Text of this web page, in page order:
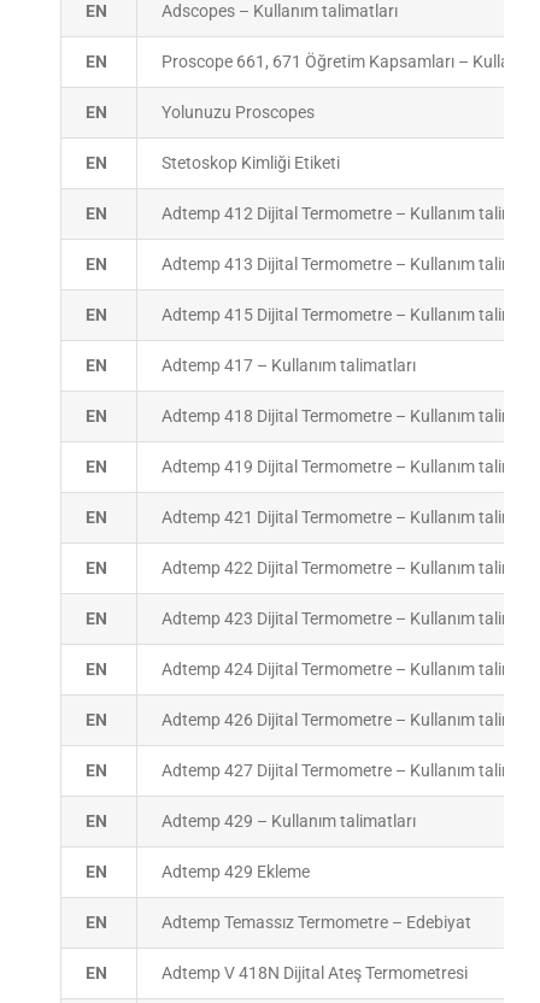
EN Adscopes – Kullanım talimatları
EN Proscope 661, 671 Öğretim Kapsamları –
EN Yolunuzu Proscopes
EN Stetoskop Kimliği Etiketi
EN Adtemp 412 Dijital Termometre – Kullanım
EN Adtemp 413 Dijital Termometre – Kullanım
EN Adtemp 415 Dijital Termometre – Kullanım
EN Adtemp 417 – Kullanım talimatları
EN Adtemp 418 Dijital Termometre – Kullanım
EN Adtemp 419 Dijital Termometre – Kullanım
EN Adtemp 421 Dijital Termometre – Kullanım
EN Adtemp 422 Dijital Termometre – Kullanım
EN Adtemp 423 Dijital Termometre – Kullanım
EN Adtemp 424 Dijital Termometre – Kullanım
EN Adtemp 426 Dijital Termometre – Kullanım
EN Adtemp 427 Dijital Termometre – Kullanım
EN Adtemp 429 – Kullanım talimatları
EN Adtemp 429 Ekleme
EN Adtemp Temassız Termometre – Edebiyat
EN Adtemp V 418N Dijital Ateş Termometresi